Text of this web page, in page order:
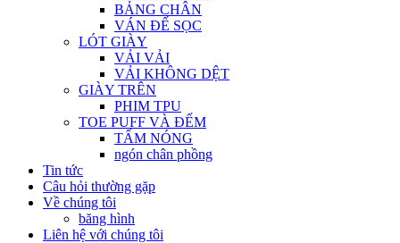
BẢNG CHÂN
VÁN ĐẾ SỌC
LÓT GIÀY
VẢI VẢI
VẢI KHÔNG DỆT
GIÀY TRÊN
PHIM TPU
TOE PUFF VÀ ĐẾM
TẤM NÓNG
ngón chân phồng
Tin tức
Câu hỏi thường gặp
Về chúng tôi
băng hình
Liên hệ với chúng tôi